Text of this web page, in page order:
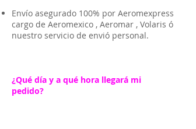
Envío asegurado 100% por Aeromexpress
cargo de Aeromexico , Aeromar , Volaris ó
nuestro servicio de envió personal.
¿Qué día y a qué hora llegará mi
pedido?